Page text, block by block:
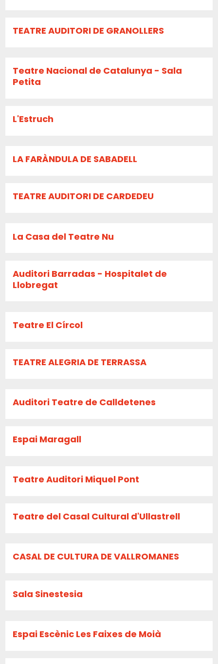
TEATRE AUDITORI DE GRANOLLERS
Teatre Nacional de Catalunya - Sala
Petita
L'Estruch
LA FARÀNDULA DE SABADELL
TEATRE AUDITORI DE CARDEDEU
La Casa del Teatre Nu
Auditori Barradas - Hospitalet de
Llobregat
Teatre El Círcol
TEATRE ALEGRIA DE TERRASSA
Auditori Teatre de Calldetenes
Espai Maragall
Teatre Auditori Miquel Pont
Teatre del Casal Cultural d'Ullastrell
CASAL DE CULTURA DE VALLROMANES
Sala Sinestesia
Espai Escènic Les Faixes de Moià